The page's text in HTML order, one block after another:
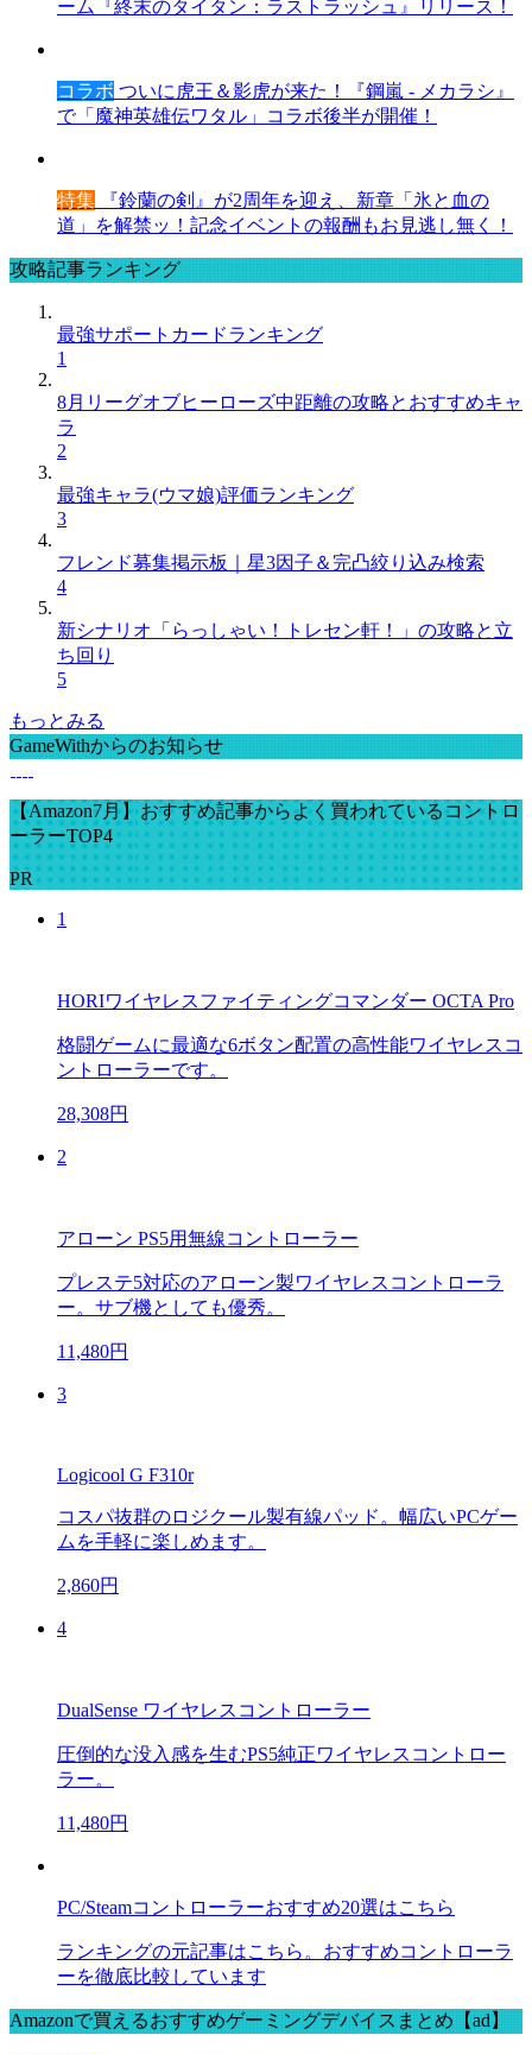
ーム『終末のタイタン：ラストラッシュ』リリース！
コラボ ついに虎王＆影虎が来た！『鋼嵐 - メカラシ』
で「魔神英雄伝ワタル」コラボ後半が開催！
特集 『鈴蘭の剣』が2周年を迎え、新章「氷と血の
道」を解禁ッ！記念イベントの報酬もお見逃し無く！
攻略記事ランキング
最強サポートカードランキング
1
8月リーグオブヒーローズ中距離の攻略とおすすめキャ
ラ
2
最強キャラ(ウマ娘)評価ランキング
3
フレンド募集掲示板｜星3因子＆完凸絞り込み検索
4
新シナリオ「らっしゃい！トレセン軒！」の攻略と立
ち回り
5
もっとみる
GameWithからのお知らせ
【Amazon7月】おすすめ記事からよく買われているコントロ
ーラーTOP4
PR
1
HORIワイヤレスファイティングコマンダー OCTA Pro
格闘ゲームに最適な6ボタン配置の高性能ワイヤレスコ
ントローラーです。
28,308円
2
アローン PS5用無線コントローラー
プレステ5対応のアローン製ワイヤレスコントローラ
ー。サブ機としても優秀。
11,480円
3
Logicool G F310r
コスパ抜群のロジクール製有線パッド。幅広いPCゲー
ムを手軽に楽しめます。
2,860円
4
DualSense ワイヤレスコントローラー
圧倒的な没入感を生むPS5純正ワイヤレスコントロー
ラー。
11,480円
PC/Steamコントローラーおすすめ20選はこちら
ランキングの元記事はこちら。おすすめコントローラ
ーを徹底比較しています
Amazonで買えるおすすめゲーミングデバイスまとめ【ad】